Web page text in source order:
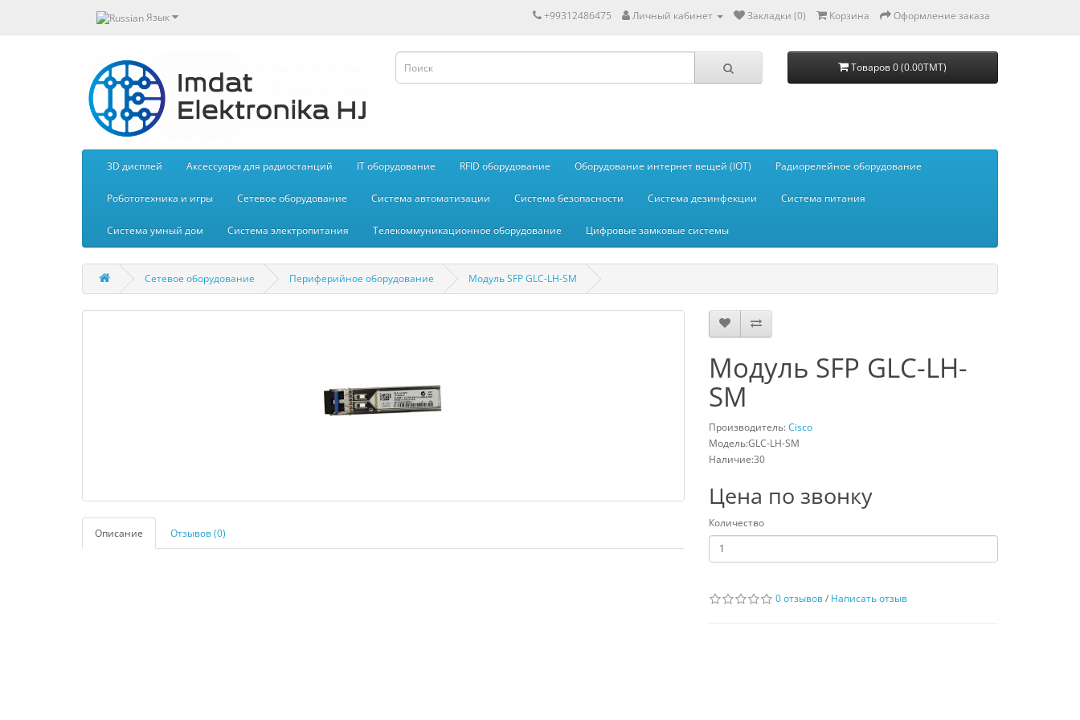
Язык +99312486475 Личный кабинет Закладки (0) Корзина Оформление заказа
Товаров 0 (0.00TMT)
3D дисплей Aксессуары для радиостанций IT оборудование RFID оборудование Оборудование интернет вещей (IOT) Радиорелейное оборудование
Робототехника и игры Сетевое оборудование Система автоматизации Система безопасности Система дезинфекции Система питания
Система умный дом Система электропитания Телекоммуникационное оборудование Цифровые замковые системы
Сетевое оборудование Периферийное оборудование Модуль SFP GLC-LH-SM
Описание Отзывов (0)
Модуль SFP GLC-LH-
SM
Производитель:Cisco
Модель:GLC-LH-SM
Наличие:30
Цена по звонку
Количество
0 отзывов/ Написать отзыв